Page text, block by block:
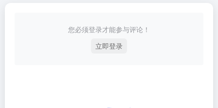
您必须登录才能参与评论！
立即登录